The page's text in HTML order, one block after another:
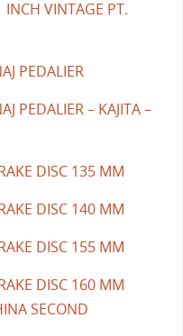
INCH VINTAGE PT.
PEDALIER
PEDALIER – KAJITA –
DISC 135 MM
DISC 140 MM
DISC 155 MM
DISC 160 MM
SECOND